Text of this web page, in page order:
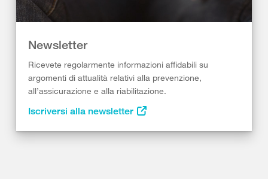
Newsletter
Ricevete regolarmente informazioni affidabili su
argomenti di attualità relativi alla prevenzione,
all’assicurazione e alla riabilitazione.
Iscriversi alla newsletter